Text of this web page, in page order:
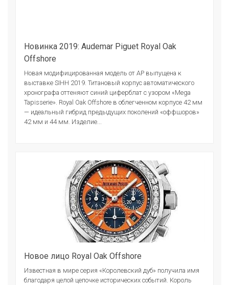
Новинка 2019: Audemar Piguet Royal Oak
Offshore
Новая модифицированная модель от АР выпущена к
выставке SIHH 2019. Титановый корпус автоматического
хронографа оттеняют синий циферблат с узором «Mega
Tapisserie». Royal Oak Offshore в облегченном корпусе 42 мм
— идеальный гибрид предыдущих поколений «оффшоров»
42 мм и 44 мм. Изделие...
Новое лицо Royal Oak Offshore
Известная в мире серия «Королевский дуб» получила имя
благодаря целой цепочке исторических событий. Король